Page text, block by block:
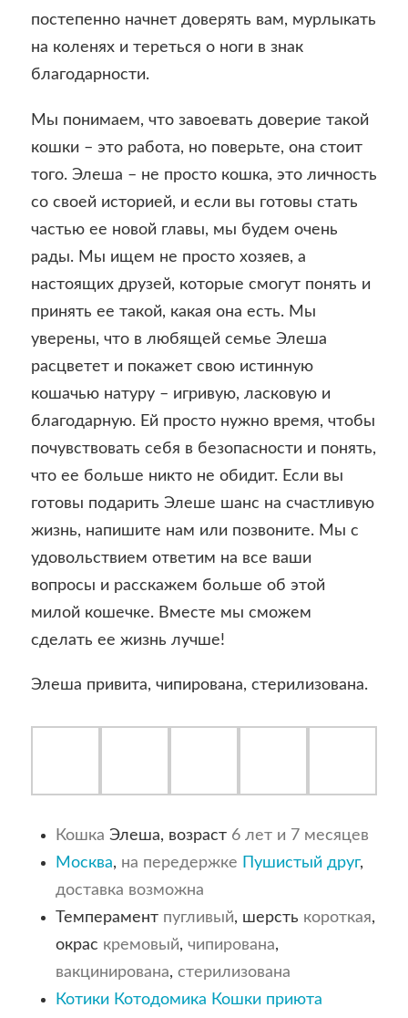
постепенно начнет доверять вам, мурлыкать
на коленях и тереться о ноги в знак
благодарности.
Мы понимаем, что завоевать доверие такой
кошки – это работа, но поверьте, она стоит
того. Элеша – не просто кошка, это личность
со своей историей, и если вы готовы стать
частью ее новой главы, мы будем очень
рады. Мы ищем не просто хозяев, а
настоящих друзей, которые смогут понять и
принять ее такой, какая она есть. Мы
уверены, что в любящей семье Элеша
расцветет и покажет свою истинную
кошачью натуру – игривую, ласковую и
благодарную. Ей просто нужно время, чтобы
почувствовать себя в безопасности и понять,
что ее больше никто не обидит. Если вы
готовы подарить Элеше шанс на счастливую
жизнь, напишите нам или позвоните. Мы с
удовольствием ответим на все ваши
вопросы и расскажем больше об этой
милой кошечке. Вместе мы сможем
сделать ее жизнь лучше!
Элеша привита, чипирована, стерилизована.
Кошка Элеша, возраст 6 лет и 7 месяцев
Москва, на передержке Пушистый друг,
доставка возможна
Темперамент пугливый, шерсть короткая,
окрас кремовый, чипирована,
вакцинирована, стерилизована
Котики Котодомика Кошки приюта